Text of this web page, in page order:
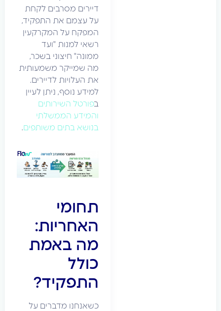
דיירים מסרבים לקחת
על עצמם את התפקיד,
המפקח על המקרקעין
רשאי למנות "ועד
ממונה" חיצוני בשכר,
מה שמייקר משמעותית
את העלויות לדיירים.
למידע נוסף, ניתן לעיין
פורטל השירותים
והמידע הממשלתי
בנושא בתים משותפים.
תחומי
האחריות:
מה באמת
התפקיד?
כשאנחנו מדברים על